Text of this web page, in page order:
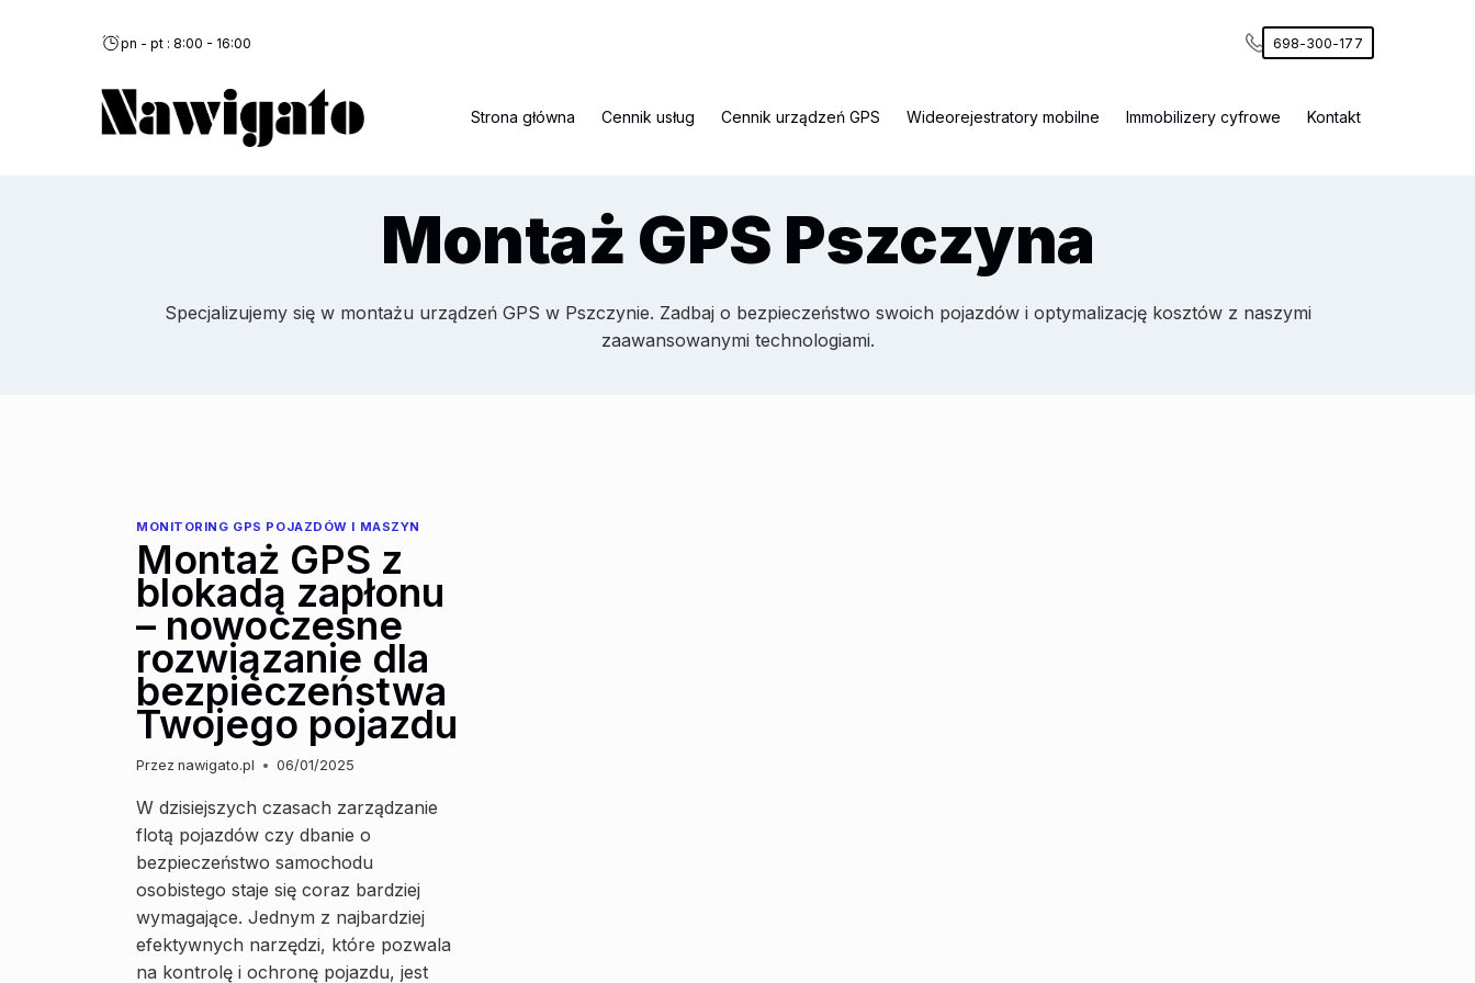
pn - pt : 8:00 - 16:00 698-300-177
Strona główna Cennik usług Cennik urządzeń GPS Wideorejestratory mobilne Immobilizery cyfrowe Kontakt
Montaż GPS Pszczyna
Specjalizujemy się w montażu urządzeń GPS w Pszczynie. Zadbaj o bezpieczeństwo swoich pojazdów i optymalizację kosztów z naszymi
zaawansowanymi technologiami.
MONITORING GPS POJAZDÓW I MASZYN
Montaż GPS z
blokadą zapłonu
– nowoczesne
rozwiązanie dla
bezpieczeństwa
Twojego pojazdu
Przez nawigato.pl 06/01/2025
W dzisiejszych czasach zarządzanie
flotą pojazdów czy dbanie o
bezpieczeństwo samochodu
osobistego staje się coraz bardziej
wymagające. Jednym z najbardziej
efektywnych narzędzi, które pozwala
na kontrolę i ochronę pojazdu, jest